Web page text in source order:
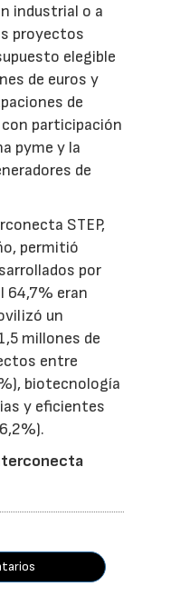
industrial o a
proyectos
elegible
de euros y
de
participación
pyme y la
de
STEP,
permitió
por
64,7% eran
un
millones de
entre
biotecnología
y eficientes